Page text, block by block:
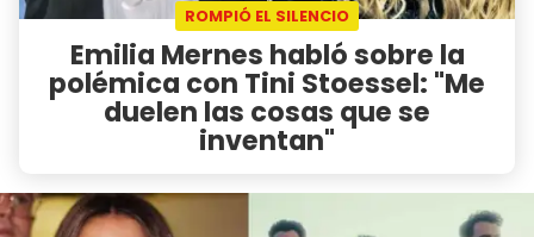
ROMPIÓ EL SILENCIO
Emilia Mernes habló sobre la
polémica con Tini Stoessel: "Me
duelen las cosas que se
inventan"